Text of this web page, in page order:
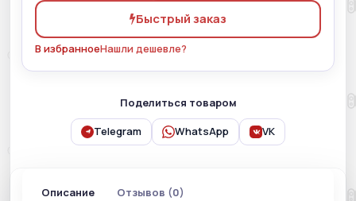
Быстрый заказ
В избранноеНашли дешевле?
Поделиться товаром
Telegram WhatsApp VK
Описание Отзывов (0)